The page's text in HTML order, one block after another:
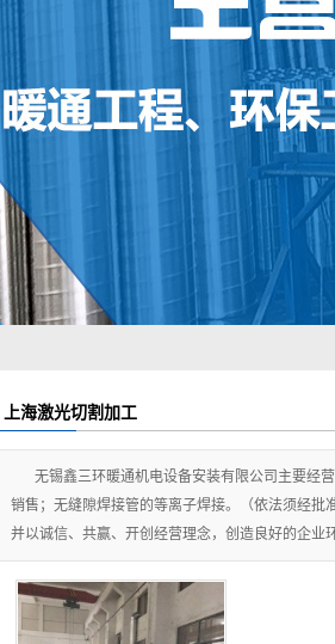
上海焊接风管
上海防火阀
上海激光切割加工
无锡鑫三环暖通机电设备安装有限公司主要经
销售；无缝隙焊接管的等离子焊接。（依法须经批
并以诚信、共赢、开创经营理念，创造良好的企